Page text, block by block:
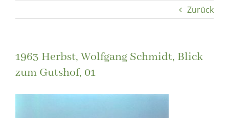
Zurück
1963 Herbst, Wolfgang Schmidt, Blick
zum Gutshof, 01